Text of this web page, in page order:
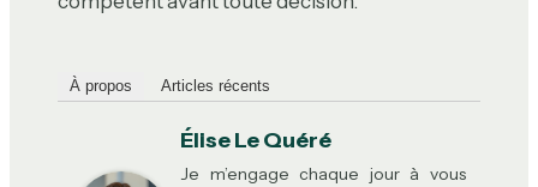
À propos Articles récents
Élise Le Quéré
Je m’engage chaque jour à vous